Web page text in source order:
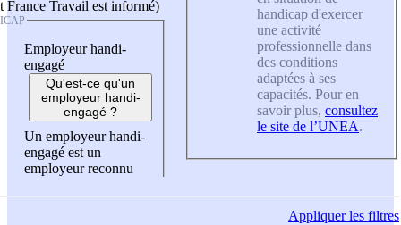
France Travail est informé)
Employeur handi-
engagé
Qu'est-ce qu'un
employeur handi-
engagé ?
Un employeur handi-
engagé est un
employeur reconnu
handicap d'exercer
une activité
professionnelle dans
des conditions
adaptées à ses
capacités. Pour en
savoir plus, consultez
le site de l’UNEA.
Appliquerles filtres